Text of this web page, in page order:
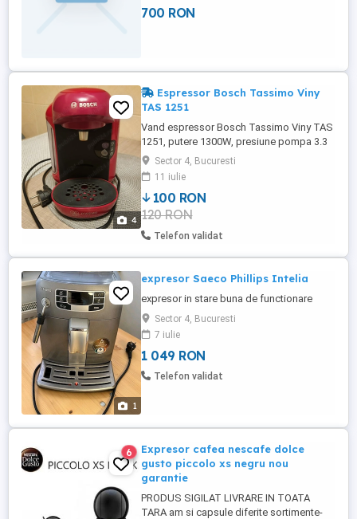
700 RON
4
Espressor Bosch Tassimo Viny
TAS 1251
Vand espressor Bosch Tassimo Viny TAS
1251, putere 1300W, presiune pompa 3.3
bar, alimentare cu capsule, rezervor
detasabil capacitate 0,7 L, ideal pentru
cafea calda, espresso, cappuccino, latte
macciato, lapte cald, caffe crema. Functii:
oprire automata, curatare automata,
inaltime ajustabila a duzei ...
Sector 4, Bucuresti
11 iulie
100 RON
120 RON
Telefon validat
1
expresor Saeco Phillips Intelia
expresor in stare buna de functionare
Sector 4, Bucuresti
7 iulie
1 049 RON
Telefon validat
6
Expresor cafea nescafe dolce
gusto piccolo xs negru nou
garantie
PRODUS SIGILAT LIVRARE IN TOATA
TARA am si capsule diferite sortimente-